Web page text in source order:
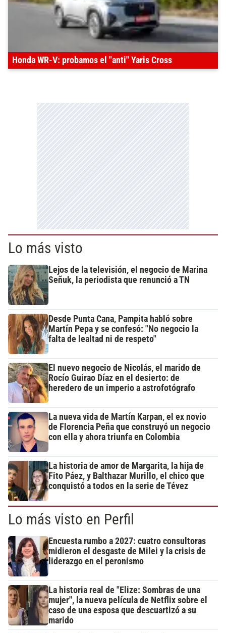
Honda WR-V: probamos el "anti" Yaris Cross
Lo más visto
Lejos de la televisión, el negocio de Marina
Señuk, la periodista que renunció a TN
Desde Punta Cana, Pampita habló sobre
Martín Pepa y se confesó: "No negocio la
falta de lealtad ni de respeto"
El nuevo negocio de Nicolás, el marido de
Rocío Guirao Díaz en el desierto: de
heredero de un imperio a astrofotógrafo
La nueva vida de Martín Karpan, el ex novio
de Florencia Peña que construyó un negocio
con ella y ahora triunfa en Colombia
La historia de amor de Margarita, la hija de
Fito Páez, y Balthazar Murillo, el chico que
conquistó a todos en la serie de Tévez
Lo más visto en Perfil
Encuesta rumbo a 2027: cuatro consultoras
midieron el desgaste de Milei y la crisis de
liderazgo en el peronismo
La historia real de "Elize: Sombras de una
mujer", la nueva película de Netflix sobre el
caso de una esposa que descuartizó a su
marido